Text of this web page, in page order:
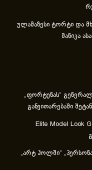
ულამაზესი ტორტი და
მანიკა
„ფორტუნას“
განვითარებაში
Elite Model Look
„არტ ჰოლში“